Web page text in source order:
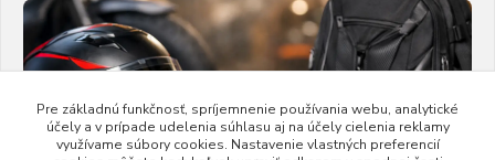
Pre základnú funkčnosť, spríjemnenie používania webu, analytické
účely a v prípade udelenia súhlasu aj na účely cielenia reklamy
využívame súbory cookies. Nastavenie vlastných preferencií